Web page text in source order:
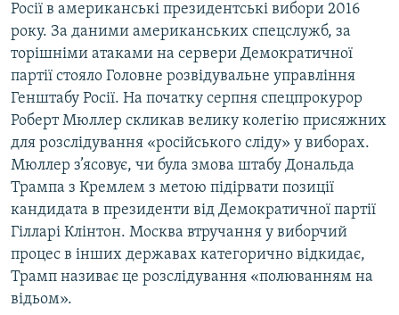
Росії в американські президентські вибори 2016
року. За даними американських спецслужб, за
торішніми атаками на сервери Демократичної
партії стояло Головне розвідувальне управління
Генштабу Росії. На початку серпня спецпрокурор
Роберт Мюллер скликав велику колегію присяжних
для розслідування «російського сліду» у виборах.
Мюллер з’ясовує, чи була змова штабу Дональда
Трампа з Кремлем з метою підірвати позиції
кандидата в президенти від Демократичної партії
Гілларі Клінтон. Москва втручання у виборчий
процес в інших державах категорично відкидає,
Трамп називає це розслідування «полюванням на
відьом».